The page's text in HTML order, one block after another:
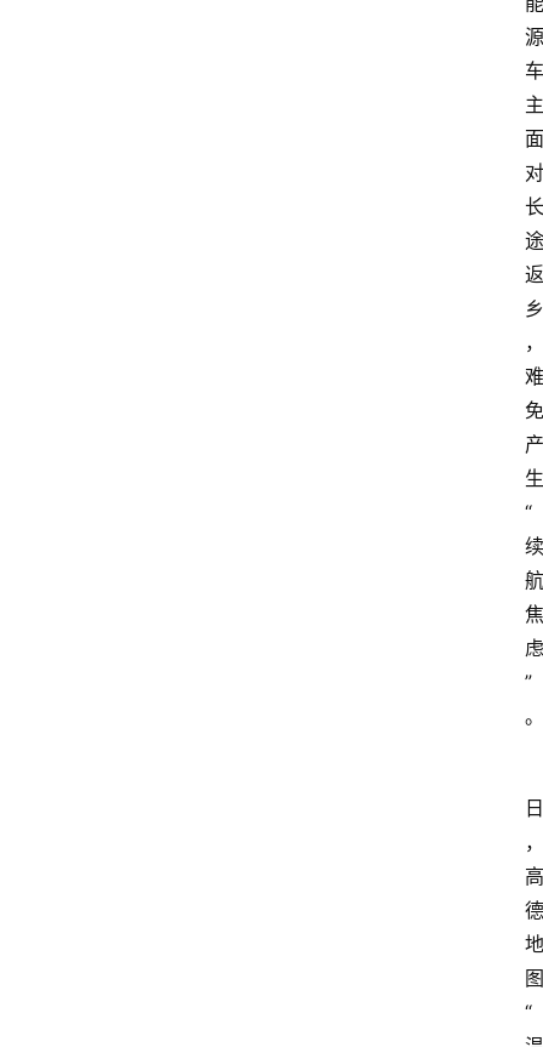
源
车
主
面
对
长
途
返
乡
，
难
免
产
生
“
续
航
焦
虑
”
。
日
，
高
德
地
图
“